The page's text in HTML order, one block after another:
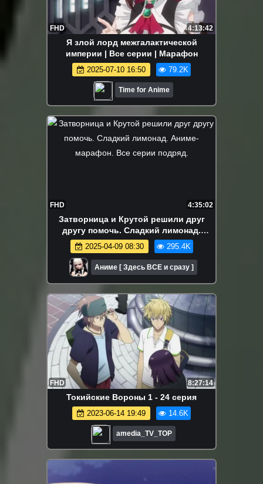
FHD 4:13:42
Я злой лорд межгалактической
империи | Все серии | Марафон
2025-07-10 16:50 79.2K
Time for Anime
FHD 4:35:02
Затворница и Крутой решили друг
другу помочь. Сладкий лимонад.
Аниме-марафон. Все серии подряд.
2025-04-09 08:30 295.4K
Аниме [ Здесь ВСЕ и сразу ]
FHD 8:27:14
Токийские Вороны 1 - 24 серия
2023-06-14 19:49 14.6K
amedia_TV_TOP